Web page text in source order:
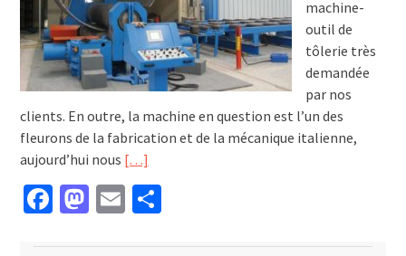
machine-
outil de
tôlerie très
demandée
par nos
clients. En outre, la machine en question est l’un des
fleurons de la fabrication et de la mécanique italienne,
aujourd’hui nous […]
Facebook
Mastodon
EmailPartager